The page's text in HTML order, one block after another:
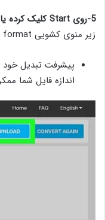
5-روی Start کلیک کرده یا ضربه بزنید
زیر منوی کشویی format مشاهده می کنید.
پیشرفت تبدیل خود
اندازه فایل شما